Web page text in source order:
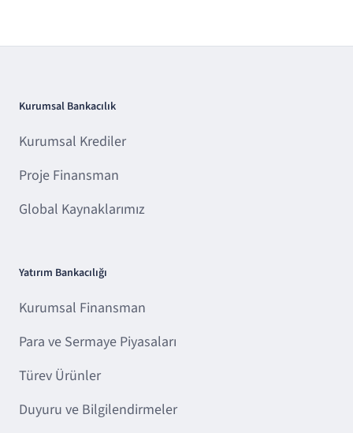
Kurumsal Bankacılık
Kurumsal Krediler
Proje Finansman
Global Kaynaklarımız
Yatırım Bankacılığı
Kurumsal Finansman
Para ve Sermaye Piyasaları
Türev Ürünler
Duyuru ve Bilgilendirmeler